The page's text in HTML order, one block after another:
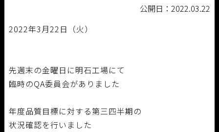
公開日：2022.03.22
2022年3月22日（火）
先週末の金曜日に明石工場にて
臨時のQA委員会がありました
年度品質目標に対する第三四半期の
状況確認を行いました